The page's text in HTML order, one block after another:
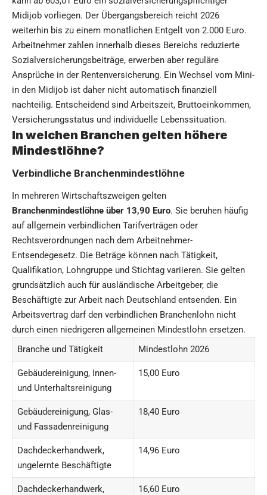
Midijob vorliegen. Der Übergangsbereich reicht 2026
weiterhin bis zu einem monatlichen Entgelt von 2.000 Euro.
Arbeitnehmer zahlen innerhalb dieses Bereichs reduzierte
Sozialversicherungsbeiträge, erwerben aber reguläre
Ansprüche in der Rentenversicherung. Ein Wechsel vom Mini-
in den Midijob ist daher nicht automatisch finanziell
nachteilig. Entscheidend sind Arbeitszeit, Bruttoeinkommen,
Versicherungsstatus und individuelle Lebenssituation.
In welchen Branchen gelten höhere
Mindestlöhne?
Verbindliche Branchenmindestlöhne
In mehreren Wirtschaftszweigen gelten
Branchenmindestlöhne über 13,90 Euro. Sie beruhen häufig
auf allgemein verbindlichen Tarifverträgen oder
Rechtsverordnungen nach dem Arbeitnehmer-
Entsendegesetz. Die Beträge können nach Tätigkeit,
Qualifikation, Lohngruppe und Stichtag variieren. Sie gelten
grundsätzlich auch für ausländische Arbeitgeber, die
Beschäftigte zur Arbeit nach Deutschland entsenden. Ein
Arbeitsvertrag darf den verbindlichen Branchenlohn nicht
durch einen niedrigeren allgemeinen Mindestlohn ersetzen.
Branche und Tätigkeit
Mindestlohn 2026
Gebäudereinigung, Innen-
und Unterhaltsreinigung
15,00 Euro
Gebäudereinigung, Glas-
und Fassadenreinigung
18,40 Euro
Dachdeckerhandwerk,
ungelernte Beschäftigte
14,96 Euro
Dachdeckerhandwerk,
16,60 Euro